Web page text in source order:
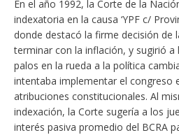
En el año 1992, la Corte de la
indexatoria en la causa ‘YPF c/
donde destacó la firme decisión de
terminar con la inflación, y sugirió a
palos en la rueda a la política
intentaba implementar el congreso
atribuciones constitucionales. Al
indexación, la Corte sugería a los
interés pasiva promedio del BCRA